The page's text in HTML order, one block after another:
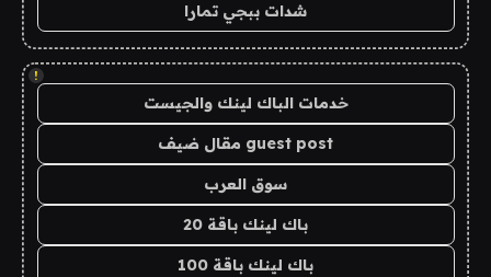
شدات ببجي تمارا
!
خدمات الباك لينك والجيست
guest post مقال ضيف
سوق العرب
باك لينك باقة 20
باك لينك باقة 100